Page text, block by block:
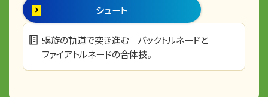
シュート
螺旋の軌道で突き進む バックトルネードと
ファイアトルネードの合体技。